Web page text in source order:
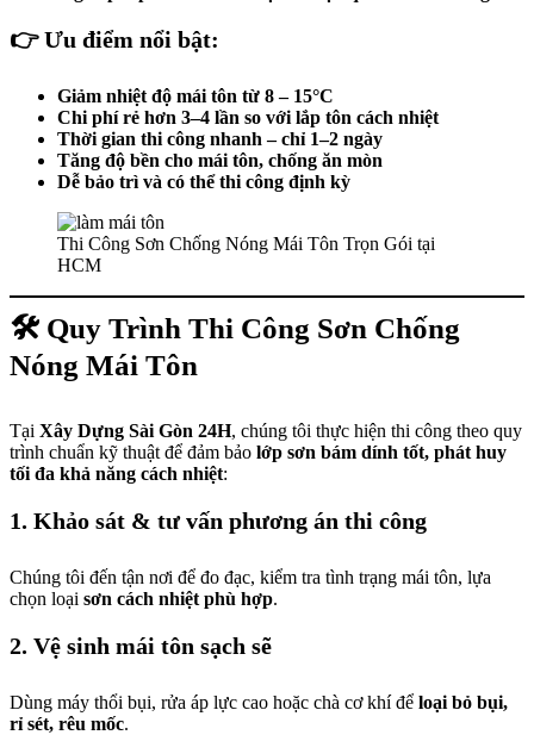
👉 Ưu điểm nổi bật:
Giảm nhiệt độ mái tôn từ 8 – 15°C
Chi phí rẻ hơn 3–4 lần so với lắp tôn cách nhiệt
Thời gian thi công nhanh – chỉ 1–2 ngày
Tăng độ bền cho mái tôn, chống ăn mòn
Dễ bảo trì và có thể thi công định kỳ
Thi Công Sơn Chống Nóng Mái Tôn Trọn Gói tại
HCM
🛠 Quy Trình Thi Công Sơn Chống
Nóng Mái Tôn
Tại Xây Dựng Sài Gòn 24H, chúng tôi thực hiện thi công theo quy
trình chuẩn kỹ thuật để đảm bảo lớp sơn bám dính tốt, phát huy
tối đa khả năng cách nhiệt:
1. Khảo sát & tư vấn phương án thi công
Chúng tôi đến tận nơi để đo đạc, kiểm tra tình trạng mái tôn, lựa
chọn loại sơn cách nhiệt phù hợp.
2. Vệ sinh mái tôn sạch sẽ
Dùng máy thổi bụi, rửa áp lực cao hoặc chà cơ khí để loại bỏ bụi,
rỉ sét, rêu mốc.